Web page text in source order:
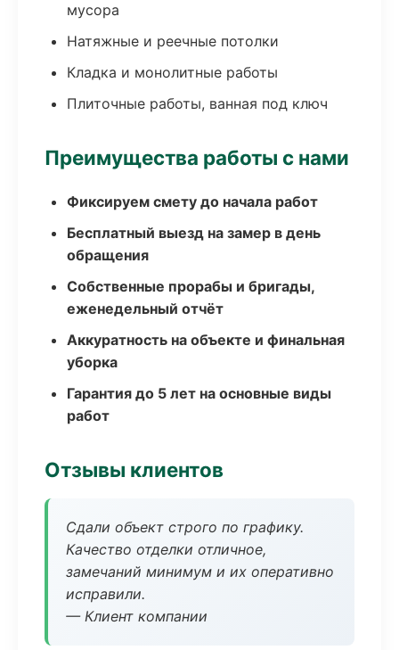
мусора
Натяжные и реечные потолки
Кладка и монолитные работы
Плиточные работы, ванная под ключ
Преимущества работы с нами
Фиксируем смету до начала работ
Бесплатный выезд на замер в день
обращения
Собственные прорабы и бригады,
еженедельный отчёт
Аккуратность на объекте и финальная
уборка
Гарантия до 5 лет на основные виды
работ
Отзывы клиентов
Сдали объект строго по графику.
Качество отделки отличное,
замечаний минимум и их оперативно
исправили.
— Клиент компании